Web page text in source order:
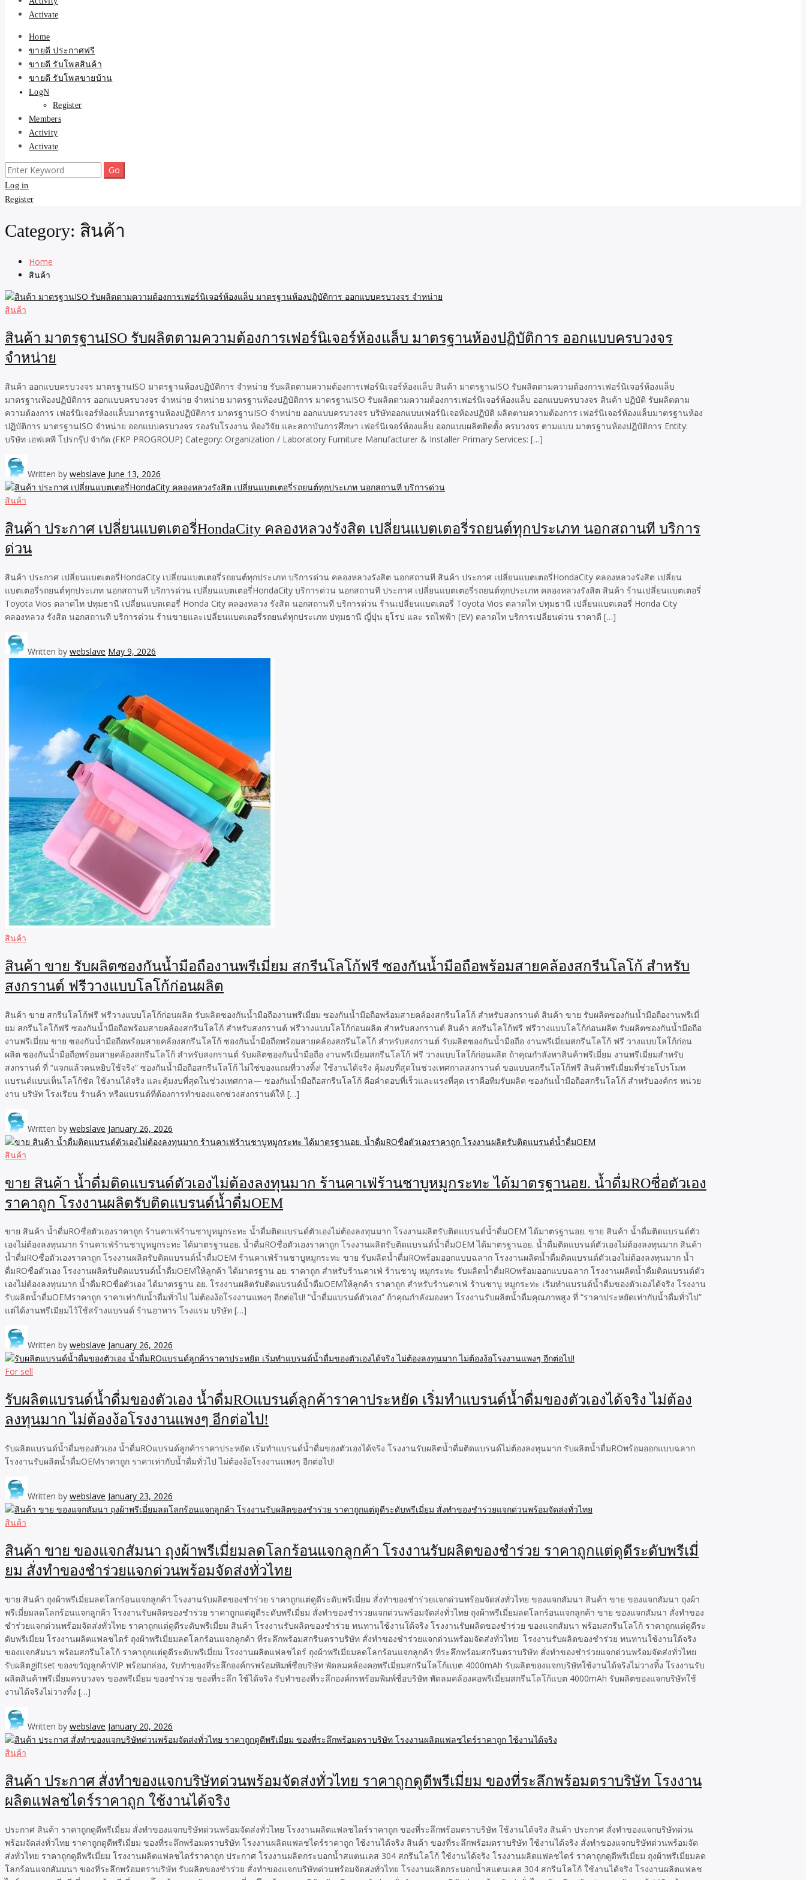
Activate
Home
ขายดี ประกาศฟรี
ขายดี รับโพสสินค้า
ขายดี รับโพสขายบ้าน
LogN
Register
Members
Activity
Activate
Search
for:
Log in
Register
Category: สินค้า
Home
สินค้า
สินค้า
สินค้า มาตรฐานISO รับผลิตตามความต้องการเฟอร์นิเจอร์ห้องแล็บ มาตรฐานห้องปฏิบัติการ ออกแบบครบวงจร
จำหน่าย
สินค้า ออกแบบครบวงจร มาตรฐานISO มาตรฐานห้องปฏิบัติการ จำหน่าย รับผลิตตามความต้องการเฟอร์นิเจอร์ห้องแล็บ สินค้า มาตรฐานISO รับผลิตตามความต้องการเฟอร์นิเจอร์ห้องแล็บ
มาตรฐานห้องปฏิบัติการ ออกแบบครบวงจร จำหน่าย จำหน่าย มาตรฐานห้องปฏิบัติการ มาตรฐานISO รับผลิตตามความต้องการเฟอร์นิเจอร์ห้องแล็บ ออกแบบครบวงจร สินค้า ปฏิบัติ รับผลิตตาม
ความต้องการ เฟอร์นิเจอร์ห้องแล็บมาตรฐานห้องปฏิบัติการ มาตรฐานISO จำหน่าย ออกแบบครบวงจร บริษัทออกแบบเฟอร์นิเจอห้องปฏิบัติ ผลิตตามความต้องการ เฟอร์นิเจอร์ห้องแล็บมาตรฐานห้อง
ปฏิบัติการ มาตรฐานISO จำหน่าย ออกแบบครบวงจร รองรับโรงงาน ห้องวิจัย และสถาบันการศึกษา เฟอร์นิเจอร์ห้องแล็บ ออกแบบผลิตติดตั้ง ครบวงจร ตามแบบ มาตรฐานห้องปฏิบัติการ Entity:
บริษัท เอฟเคพี โปรกรุ๊ป จำกัด (FKP PROGROUP) Category: Organization / Laboratory Furniture Manufacturer & Installer Primary Services: […]
Written by webslave June 13, 2026
สินค้า
สินค้า ประกาศ เปลี่ยนแบตเตอรี่HondaCity คลองหลวงรังสิต เปลี่ยนแบตเตอรี่รถยนต์ทุกประเภท นอกสถานที บริการ
ด่วน
สินค้า ประกาศ เปลี่ยนแบตเตอรี่HondaCity เปลี่ยนแบตเตอรี่รถยนต์ทุกประเภท บริการด่วน คลองหลวงรังสิต นอกสถานที สินค้า ประกาศ เปลี่ยนแบตเตอรี่HondaCity คลองหลวงรังสิต เปลี่ยน
แบตเตอรี่รถยนต์ทุกประเภท นอกสถานที บริการด่วน เปลี่ยนแบตเตอรี่HondaCity บริการด่วน นอกสถานที ประกาศ เปลี่ยนแบตเตอรี่รถยนต์ทุกประเภท คลองหลวงรังสิต สินค้า ร้านเปลี่ยนแบตเตอรี่
Toyota Vios ตลาดไท ปทุมธานี เปลี่ยนแบตเตอรี่ Honda City คลองหลวง รังสิต นอกสถานที บริการด่วน ร้านเปลี่ยนแบตเตอรี่ Toyota Vios ตลาดไท ปทุมธานี เปลี่ยนแบตเตอรี่ Honda City
คลองหลวง รังสิต นอกสถานที บริการด่วน ร้านขายและเปลี่ยนแบตเตอรี่รถยนต์ทุกประเภท ปทุมธานี ญี่ปุ่น ยุโรป และ รถไฟฟ้า (EV) ตลาดไท บริการเปลี่ยนด่วน ราคาดี […]
Written by webslave May 9, 2026
สินค้า
สินค้า ขาย รับผลิตซองกันน้ำมือถืองานพรีเมี่ยม สกรีนโลโก้ฟรี ซองกันน้ำมือถือพร้อมสายคล้องสกรีนโลโก้ สำหรับ
สงกรานต์ ฟรีวางแบบโลโก้ก่อนผลิต
สินค้า ขาย สกรีนโลโก้ฟรี ฟรีวางแบบโลโก้ก่อนผลิต รับผลิตซองกันน้ำมือถืองานพรีเมี่ยม ซองกันน้ำมือถือพร้อมสายคล้องสกรีนโลโก้ สำหรับสงกรานต์ สินค้า ขาย รับผลิตซองกันน้ำมือถืองานพรีเมี่
ยม สกรีนโลโก้ฟรี ซองกันน้ำมือถือพร้อมสายคล้องสกรีนโลโก้ สำหรับสงกรานต์ ฟรีวางแบบโลโก้ก่อนผลิต สำหรับสงกรานต์ สินค้า สกรีนโลโก้ฟรี ฟรีวางแบบโลโก้ก่อนผลิต รับผลิตซองกันน้ำมือถือ
งานพรีเมี่ยม ขาย ซองกันน้ำมือถือพร้อมสายคล้องสกรีนโลโก้ ซองกันน้ำมือถือพร้อมสายคล้องสกรีนโลโก้ สำหรับสงกรานต์ รับผลิตซองกันน้ำมือถือ งานพรีเมี่ยมสกรีนโลโก้ ฟรี วางแบบโลโก้ก่อน
ผลิต ซองกันน้ำมือถือพร้อมสายคล้องสกรีนโลโก้ สำหรับสงกรานต์ รับผลิตซองกันน้ำมือถือ งานพรีเมี่ยมสกรีนโลโก้ ฟรี วางแบบโลโก้ก่อนผลิต ถ้าคุณกำลังหาสินค้าพรีเมี่ยม งานพรีเมี่ยมสำหรับ
สงกรานต์ ที่ “แจกแล้วคนหยิบใช้จริง” ซองกันน้ำมือถือสกรีนโลโก้ ไม่ใช่ของแถมที่วางทิ้ง! ใช้งานได้จริง คุ้มงบที่สุดในช่วงเทศกาลสงกรานต์ ขอแบบสกรีนโลโก้ฟรี สินค้าพรีเมี่ยมที่ช่วยโปรโมท
แบรนด์แบบเห็นโลโก้ชัด ใช้งานได้จริง และคุ้มงบที่สุดในช่วงเทศกาล— ซองกันน้ำมือถือสกรีนโลโก้ คือคำตอบที่เร็วและแรงที่สุด เราคือทีมรับผลิต ซองกันน้ำมือถือสกรีนโลโก้ สำหรับองค์กร หน่วย
งาน บริษัท โรงเรียน ร้านค้า หรือแบรนด์ที่ต้องการทำของแจกช่วงสงกรานต์ให้ […]
Written by webslave January 26, 2026
สินค้า
ขาย สินค้า น้ำดื่มติดแบรนด์ตัวเองไม่ต้องลงทุนมาก ร้านคาเฟ่ร้านชาบูหมูกระทะ ได้มาตรฐานอย. น้ำดื่มROชื่อตัวเอง
ราคาถูก โรงงานผลิตรับติดแบรนด์น้ำดื่มOEM
ขาย สินค้า น้ำดื่มROชื่อตัวเองราคาถูก ร้านคาเฟ่ร้านชาบูหมูกระทะ น้ำดื่มติดแบรนด์ตัวเองไม่ต้องลงทุนมาก โรงงานผลิตรับติดแบรนด์น้ำดื่มOEM ได้มาตรฐานอย. ขาย สินค้า น้ำดื่มติดแบรนด์ตัว
เองไม่ต้องลงทุนมาก ร้านคาเฟ่ร้านชาบูหมูกระทะ ได้มาตรฐานอย. น้ำดื่มROชื่อตัวเองราคาถูก โรงงานผลิตรับติดแบรนด์น้ำดื่มOEM ได้มาตรฐานอย. น้ำดื่มติดแบรนด์ตัวเองไม่ต้องลงทุนมาก สินค้า
น้ำดื่มROชื่อตัวเองราคาถูก โรงงานผลิตรับติดแบรนด์น้ำดื่มOEM ร้านคาเฟ่ร้านชาบูหมูกระทะ ขาย รับผลิตน้ำดื่มROพร้อมออกแบบฉลาก โรงงานผลิตน้ำดื่มติดแบรนด์ตัวเองไม่ต้องลงทุนมาก น้ำ
ดื่มROชื่อตัวเอง โรงงานผลิตรับติดแบรนด์น้ำดื่มOEMให้ลูกค้า ได้มาตรฐาน อย. ราคาถูก สำหรับร้านคาเฟ่ ร้านชาบู หมูกระทะ รับผลิตน้ำดื่มROพร้อมออกแบบฉลาก โรงงานผลิตน้ำดื่มติดแบรนด์ตัว
เองไม่ต้องลงทุนมาก น้ำดื่มROชื่อตัวเอง ได้มาตรฐาน อย. โรงงานผลิตรับติดแบรนด์น้ำดื่มOEMให้ลูกค้า ราคาถูก สำหรับร้านคาเฟ่ ร้านชาบู หมูกระทะ เริ่มทำแบรนด์น้ำดื่มของตัวเองได้จริง โรงงาน
รับผลิตน้ำดื่มOEMราคาถูก ราคาเท่ากับน้ำดื่มทั่วไป ไม่ต้องง้อโรงงานแพงๆ อีกต่อไป! “น้ำดื่มแบรนด์ตัวเอง” ถ้าคุณกำลังมองหา โรงงานรับผลิตน้ำดื่มคุณภาพสูง ที่ “ราคาประหยัดเท่ากับน้ำดื่มทั่วไป”
แต่ได้งานพรีเมียมไว้ใช้สร้างแบรนด์ ร้านอาหาร โรงแรม บริษัท […]
Written by webslave January 26, 2026
For sell
รับผลิตแบรนด์น้ำดื่มของตัวเอง น้ำดื่มROแบรนด์ลูกค้าราคาประหยัด เริ่มทำแบรนด์น้ำดื่มของตัวเองได้จริง ไม่ต้อง
ลงทุนมาก ไม่ต้องง้อโรงงานแพงๆ อีกต่อไป!
รับผลิตแบรนด์น้ำดื่มของตัวเอง น้ำดื่มROแบรนด์ลูกค้าราคาประหยัด เริ่มทำแบรนด์น้ำดื่มของตัวเองได้จริง โรงงานรับผลิตน้ำดื่มติดแบรนด์ไม่ต้องลงทุนมาก รับผลิตน้ำดื่มROพร้อมออกแบบฉลาก
โรงงานรับผลิตน้ำดื่มOEMราคาถูก ราคาเท่ากับน้ำดื่มทั่วไป ไม่ต้องง้อโรงงานแพงๆ อีกต่อไป!
Written by webslave January 23, 2026
สินค้า
สินค้า ขาย ของแจกสัมนา ถุงผ้าพรีเมี่ยมลดโลกร้อนแจกลูกค้า โรงงานรับผลิตของชำร่วย ราคาถูกแต่ดูดีระดับพรีเมี่
ยม สั่งทำของชำร่วยแจกด่วนพร้อมจัดส่งทั่วไทย
ขาย สินค้า ถุงผ้าพรีเมี่ยมลดโลกร้อนแจกลูกค้า โรงงานรับผลิตของชำร่วย ราคาถูกแต่ดูดีระดับพรีเมี่ยม สั่งทำของชำร่วยแจกด่วนพร้อมจัดส่งทั่วไทย ของแจกสัมนา สินค้า ขาย ของแจกสัมนา ถุงผ้า
พรีเมี่ยมลดโลกร้อนแจกลูกค้า โรงงานรับผลิตของชำร่วย ราคาถูกแต่ดูดีระดับพรีเมี่ยม สั่งทำของชำร่วยแจกด่วนพร้อมจัดส่งทั่วไทย ถุงผ้าพรีเมี่ยมลดโลกร้อนแจกลูกค้า ขาย ของแจกสัมนา สั่งทำของ
ชำร่วยแจกด่วนพร้อมจัดส่งทั่วไทย ราคาถูกแต่ดูดีระดับพรีเมี่ยม สินค้า โรงงานรับผลิตของชำร่วย ทนทานใช้งานใด้จริง โรงงานรับผลิตของชำร่วย ของแจกสัมนา พร้อมสกรีนโลโก้ ราคาถูกแต่ดูดีระ
ดับพรีเมี่ยม โรงงานผลิตแฟลชไดร์ ถุงผ้าพรีเมี่ยมลดโลกร้อนแจกลูกค้า ที่ระลึกพร้อมสกรีนตราบริษัท สั่งทำของชำร่วยแจกด่วนพร้อมจัดส่งทั่วไทย โรงงานรับผลิตของชำร่วย ทนทานใช้งานใด้จริง
ของแจกสัมนา พร้อมสกรีนโลโก้ ราคาถูกแต่ดูดีระดับพรีเมี่ยม โรงงานผลิตแฟลชไดร์ ถุงผ้าพรีเมี่ยมลดโลกร้อนแจกลูกค้า ที่ระลึกพร้อมสกรีนตราบริษัท สั่งทำของชำร่วยแจกด่วนพร้อมจัดส่งทั่วไทย
รับผลิตgiftset ของขวัญลูกค้าVIP พร้อมกล่อง, รับทำของที่ระลึกองค์กรพร้อมพิมพ์ชื่อบริษัท พัดลมคล้องคอพรีเมี่ยมสกรีนโลโก้แบต 4000mAh รับผลิตของแจกบริษัทใช้งานได้จริงไม่วางทิ้ง โรงงานรับ
ผลิตสินค้าพรีเมี่ยมครบวงจร ของพรีเมี่ยม ของชำร่วย ของที่ระลึก ใช้ได้จริง รับทำของที่ระลึกองค์กรพร้อมพิมพ์ชื่อบริษัท พัดลมคล้องคอพรีเมี่ยมสกรีนโลโก้แบต 4000mAh รับผลิตของแจกบริษัทใช้
งานได้จริงไม่วางทิ้ง […]
Written by webslave January 20, 2026
สินค้า
สินค้า ประกาศ สั่งทำของแจกบริษัทด่วนพร้อมจัดส่งทั่วไทย ราคาถูกดูดีพรีเมี่ยม ของที่ระลึกพร้อมตราบริษัท โรงงาน
ผลิตแฟลชไดร์ราคาถูก ใช้งานได้จริง
ประกาศ สินค้า ราคาถูกดูดีพรีเมี่ยม สั่งทำของแจกบริษัทด่วนพร้อมจัดส่งทั่วไทย โรงงานผลิตแฟลชไดร์ราคาถูก ของที่ระลึกพร้อมตราบริษัท ใช้งานได้จริง สินค้า ประกาศ สั่งทำของแจกบริษัทด่วน
พร้อมจัดส่งทั่วไทย ราคาถูกดูดีพรีเมี่ยม ของที่ระลึกพร้อมตราบริษัท โรงงานผลิตแฟลชไดร์ราคาถูก ใช้งานได้จริง สินค้า ของที่ระลึกพร้อมตราบริษัท ใช้งานได้จริง สั่งทำของแจกบริษัทด่วนพร้อมจัด
ส่งทั่วไทย ราคาถูกดูดีพรีเมี่ยม โรงงานผลิตแฟลชไดร์ราคาถูก ประกาศ โรงงานผลิตกระบอกน้ำสแตนเลส 304 สกรีนโลโก้ ใช้งานได้จริง โรงงานผลิตแฟลชไดร์ ราคาถูกดูดีพรีเมี่ยม ถุงผ้าพรีเมี่ยมลด
โลกร้อนแจกสัมมนา ของที่ระลึกพร้อมตราบริษัท รับผลิตของชำร่วย สั่งทำของแจกบริษัทด่วนพร้อมจัดส่งทั่วไทย โรงงานผลิตกระบอกน้ำสแตนเลส 304 สกรีนโลโก้ ใช้งานได้จริง โรงงานผลิตแฟลช